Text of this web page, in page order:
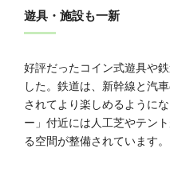
遊具・施設も一新
好評だったコイン式遊具や
した。鉄道は、新幹線と汽
されてより楽しめるように
ー」付近には人工芝やテン
る空間が整備されています。